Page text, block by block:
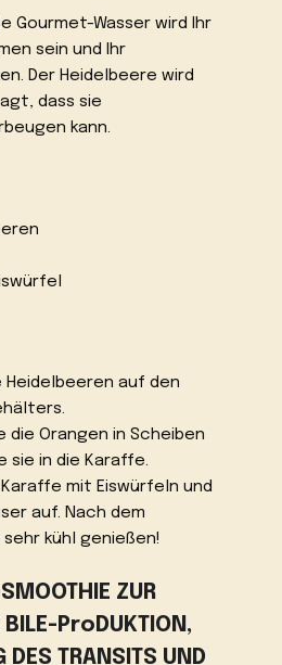
Gourmet-Wasser wird Ihr
sein und Ihr
Der Heidelbeere wird
dass sie
kann.
Heidelbeeren auf den
die Orangen in Scheiben
sie in die Karaffe.
Karaffe mit Eiswürfeln und
auf. Nach dem
kühl genießen!
ZUR
BILE-ProDUKTION,
DES TRANSITS UND